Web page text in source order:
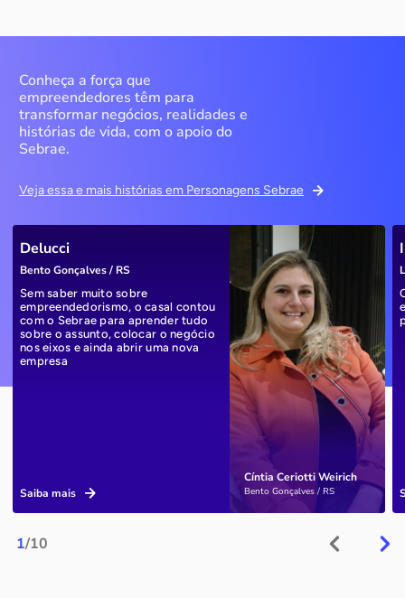
Conheça a força que
empreendedores têm para
transformar negócios, realidades e
histórias de vida, com o apoio do
Sebrae.
Veja essa e mais histórias em Personagens Sebrae
1/10
Cíntia Ceriotti Weirich
Bento Gonçalves / RS
Delucci
Bento Gonçalves / RS
Sem saber muito sobre
empreendedorismo, o casal contou
com o Sebrae para aprender tudo
sobre o assunto, colocar o negócio
nos eixos e ainda abrir uma nova
empresa
Saiba mais